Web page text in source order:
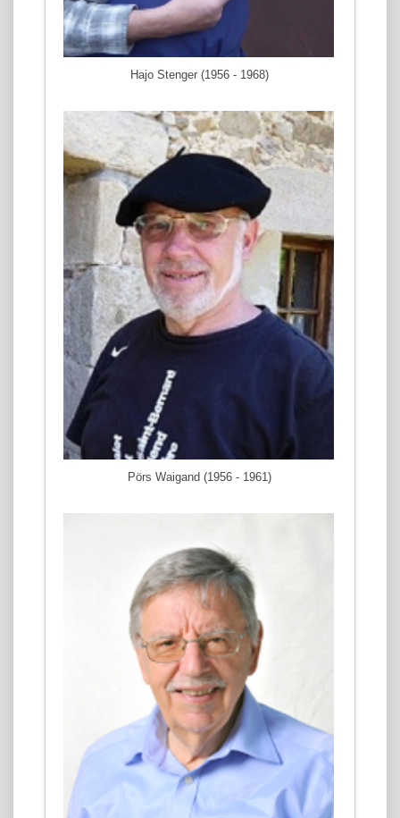
Hajo Stenger (1956 - 1968)
Pörs Waigand (1956 - 1961)